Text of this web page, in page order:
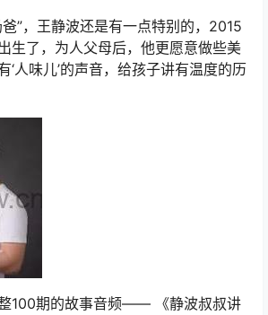
”，王静波还是有一点特别的，2015
生了，为人父母后，他更愿意做些美
‘人味儿’的声音，给孩子讲有温度的历
100期的故事音频—— 《静波叔叔讲